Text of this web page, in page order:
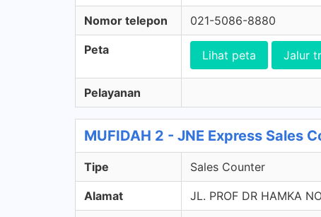
Nomor telepon 021-5086-8880
Peta Lihat peta Jalur
Pelayanan
MUFIDAH 2 - JNE Express Sales
Tipe Sales Counter
Alamat JL. PROF DR HAMKA